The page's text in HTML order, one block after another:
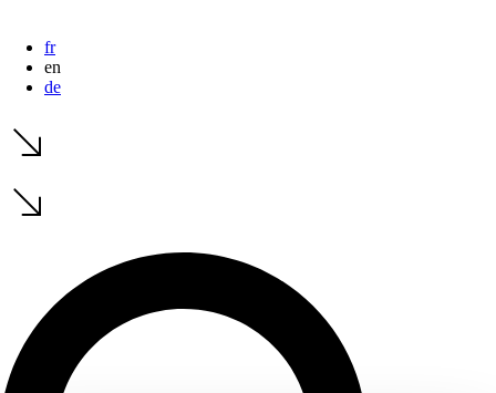
fr
en
de